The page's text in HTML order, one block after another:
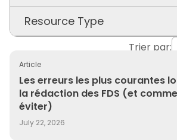
Sécurité chimique et sur le
Visibilité de la chaîne
d'approvisionnement
Chimie
Construction
Fabrication
Pharmaceutique
Plastiques
Pétrole et Gaz
California Prop 65
PFAS
REACH
SGH
Resource Type
Actualités de l'entreprise
Actualités et informations
Article
bloguer
Trier par:
Article
Les erreurs les plus courantes
la rédaction des FDS (et
éviter)
July 22, 2026
Les erreurs les plus courantes